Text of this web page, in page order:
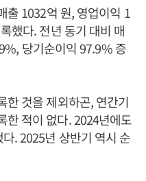
출 1032억 원, 영업이익 1
했다. 전년 동기 대비 매
당기순이익 97.9% 증
한 것을 제외하곤, 연간기
한 적이 없다. 2024년에도
. 2025년 상반기 역시 순